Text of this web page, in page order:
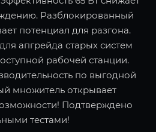
Разблокированный
потенциал для разгона.
апгрейда старых систем
рабочей станции.
по выгодной
множитель открывает
Подтверждено
тестами!